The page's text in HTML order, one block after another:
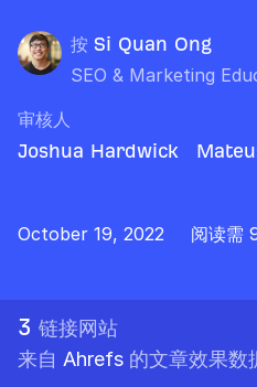
按 Si Quan Ong
SEO & Marketing
审核人
Joshua Hardwick
October 19, 2022 阅读需
3 链接网站
来自 Ahrefs 的文章效果数